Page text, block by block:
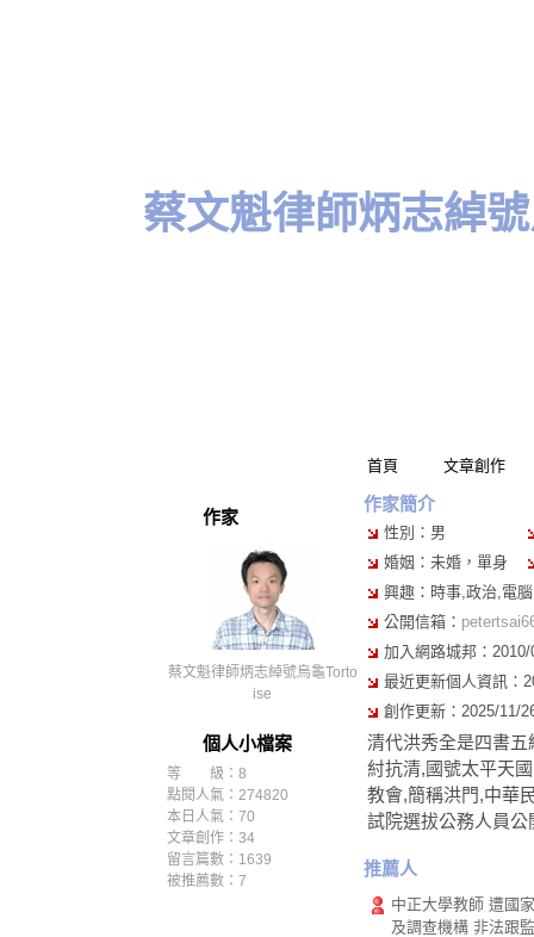
蔡文魁律師炳志綽
首頁 文章創作
作家
蔡文魁律師炳志綽號烏龜Torto
ise
個人小檔案
等 級：8
點閱人氣：274820
本日人氣：70
文章創作：34
留言篇數：1639
被推薦數： 7
作家簡介
性別：男
婚姻：未婚，單身
興趣：時事,政治,電
公開信箱：
加入網路城邦：
最近更新個人資訊：
創作更新：2025/11/
清代洪秀全是四書
紂抗清,國號太平天
教會,簡稱洪門,中華
試院選拔公務人員
推薦人
中正大學教師 遭國
及調查機構 非法跟